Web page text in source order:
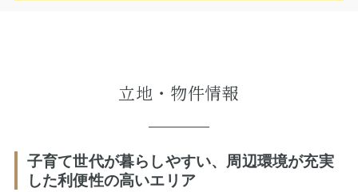
立地・物件情報
子育て世代が暮らしやすい、周辺環境が充実
した利便性の高いエリア